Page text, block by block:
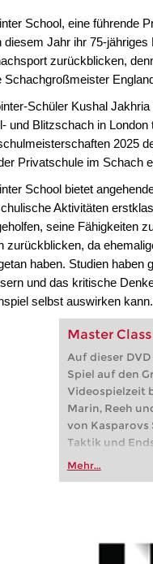
School, eine führende
diesem Jahr ihr 75-
zurückblicken,
Schachgroßmeister
Schüler Kushal
und Blitzschach in
2025
Privatschule im Schach
School bietet
Aktivitäten
seine Fähigkeiten
zurückblicken, da
haben. Studien haben
und das kritische
selbst auswirken kann.
Master
Auf dieser
Spiel auf den
Videospielzeit
Marin, Reeh
von
Taktik und
Mehr...